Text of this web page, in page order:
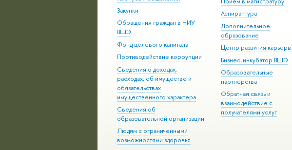
Закупки
Обращения граждан в НИУ
ВШЭ
Фонд целевого капитала
Противодействие коррупции
Сведения о доходах,
расходах, об имуществе и
обязательствах
имущественного характера
Сведения об
образовательной организации
Людям с ограниченными
возможностями здоровья
Аспирантура
Дополнительное
образование
Центр развития карьеры
Бизнес-инкубатор ВШЭ
Образовательные
партнерства
Обратная связь и
взаимодействие с
получателями услуг